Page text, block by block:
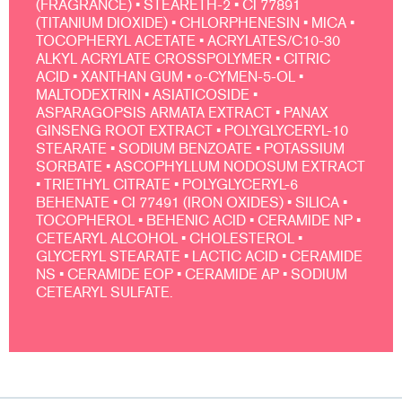
(FRAGRANCE) • STEARETH-2 • CI 77891
(TITANIUM DIOXIDE) • CHLORPHENESIN • MICA •
TOCOPHERYL ACETATE • ACRYLATES/C10-30
ALKYL ACRYLATE CROSSPOLYMER • CITRIC
ACID • XANTHAN GUM • o-CYMEN-5-OL •
MALTODEXTRIN • ASIATICOSIDE •
ASPARAGOPSIS ARMATA EXTRACT • PANAX
GINSENG ROOT EXTRACT • POLYGLYCERYL-10
STEARATE • SODIUM BENZOATE • POTASSIUM
SORBATE • ASCOPHYLLUM NODOSUM EXTRACT
• TRIETHYL CITRATE • POLYGLYCERYL-6
BEHENATE • CI 77491 (IRON OXIDES) • SILICA •
TOCOPHEROL • BEHENIC ACID • CERAMIDE NP •
CETEARYL ALCOHOL • CHOLESTEROL •
GLYCERYL STEARATE • LACTIC ACID • CERAMIDE
NS • CERAMIDE EOP • CERAMIDE AP • SODIUM
CETEARYL SULFATE.